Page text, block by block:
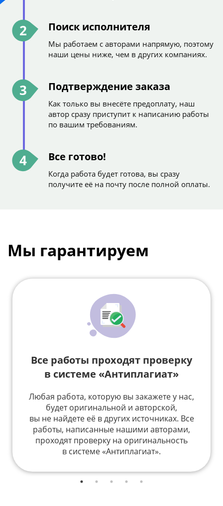
2 Поиск исполнителя
Мы работаем с авторами напрямую, поэтому
наши цены ниже, чем в других компаниях.
3 Подтверждение заказа
Как только вы внесёте предоплату, наш
автор сразу приступит к написанию работы
по вашим требованиям.
4 Все готово!
Когда работа будет готова, вы сразу
получите её на почту после полной оплаты.
Мы гарантируем
Все работы проходят проверку
в системе «Антиплагиат»
Любая работа, которую вы закажете у нас,
будет оригинальной и авторской,
вы не найдете её в других источниках. Все
работы, написанные нашими авторами,
проходят проверку на оригинальность
в системе «Антиплагиат».